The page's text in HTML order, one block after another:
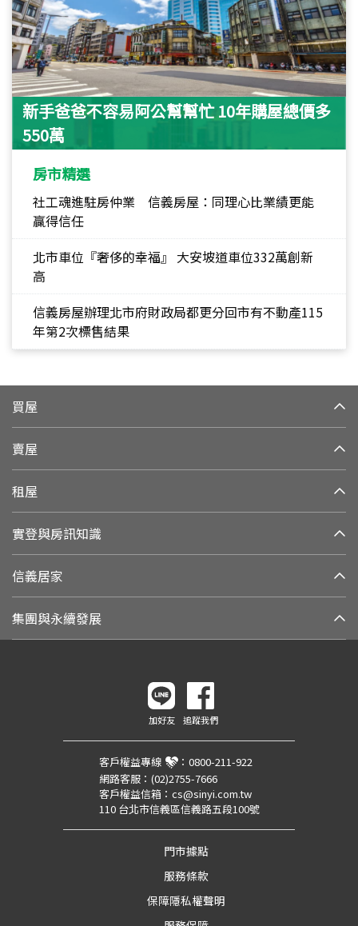
新手爸爸不容易阿公幫幫忙 10年購屋總價多
550萬
房市精選
社工魂進駐房仲業 信義房屋：同理心比業績更能
贏得信任
北市車位『奢侈的幸福』 大安坡道車位332萬創新
高
信義房屋辦理北市府財政局都更分回市有不動產115
年第2次標售結果
買屋
賣屋
租屋
實登與房訊知識
信義居家
集團與永續發展
加好友 追蹤我們
客戶權益專線 ： 0800-211-922
網路客服： (02)2755-7666
客戶權益信箱： cs@sinyi.com.tw
110 台北市信義區信義路五段100號
門市據點
服務條款
保障隱私權聲明